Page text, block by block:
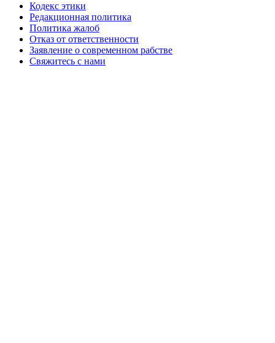
Кодекс этики
Редакционная политика
Политика жалоб
Отказ от ответственности
Заявление о современном рабстве
Свяжитесь с нами